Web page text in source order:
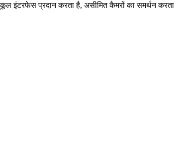
इंटरफेस प्रदान करता है, असीमित कैमरों का समर्थन करता